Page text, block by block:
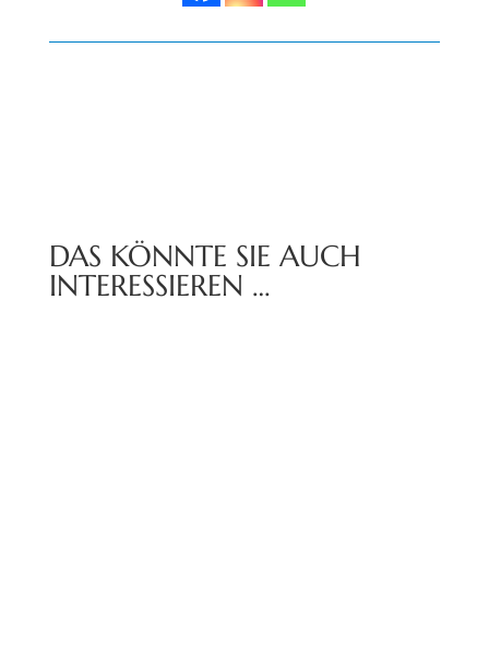
DAS KÖNNTE SIE AUCH
INTERESSIEREN …